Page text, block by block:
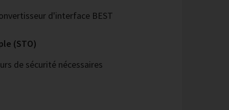
d'interface BEST
(STO)
de sécurité nécessaires